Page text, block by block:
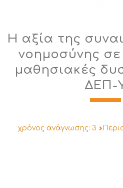
Η αξία της
νοημοσύνης
μαθησιακές
ΔΕΠ-
χρόνος ανάγνωσης: 3